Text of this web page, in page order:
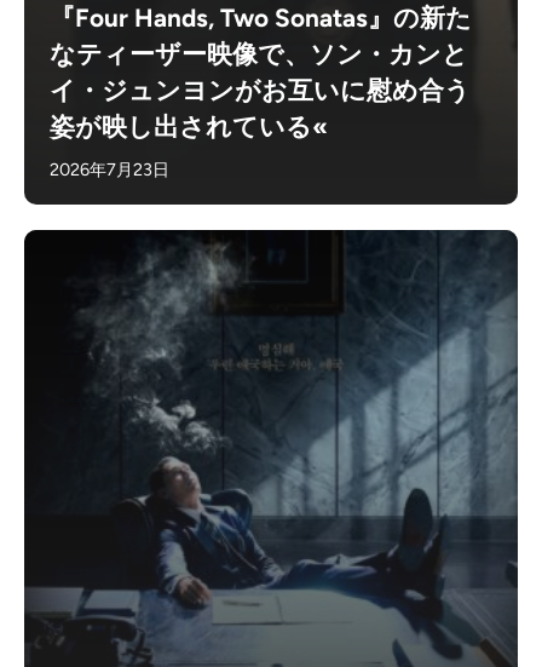
『Four Hands, Two Sonatas』の新た
なティーザー映像で、ソン・カンと
イ・ジュンヨンがお互いに慰め合う
姿が映し出されている«
2026年7月23日